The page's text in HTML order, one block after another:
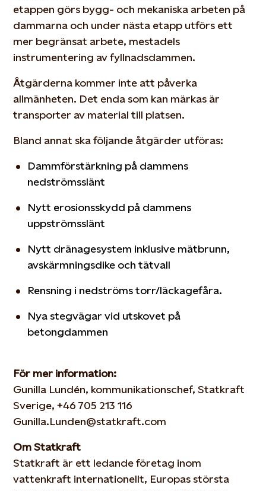
etappen görs bygg- och mekaniska arbeten på
dammarna och under nästa etapp utförs ett
mer begränsat arbete, mestadels
instrumentering av fyllnadsdammen.
Åtgärderna kommer inte att påverka
allmänheten. Det enda som kan märkas är
transporter av material till platsen.
Bland annat ska följande åtgärder utföras:
Dammförstärkning på dammens
nedströmsslänt
Nytt erosionsskydd på dammens
uppströmsslänt
Nytt dränagesystem inklusive mätbrunn,
avskärmningsdike och tätvall
Rensning i nedströms torr/läckagefåra.
Nya stegvägar vid utskovet på
betongdammen
För mer information:
Gunilla Lundén, kommunikationschef, Statkraft
Sverige, +46 705 213 116
Gunilla.Lunden@statkraft.com
Om Statkraft
Statkraft är ett ledande företag inom
vattenkraft internationellt, Europas största